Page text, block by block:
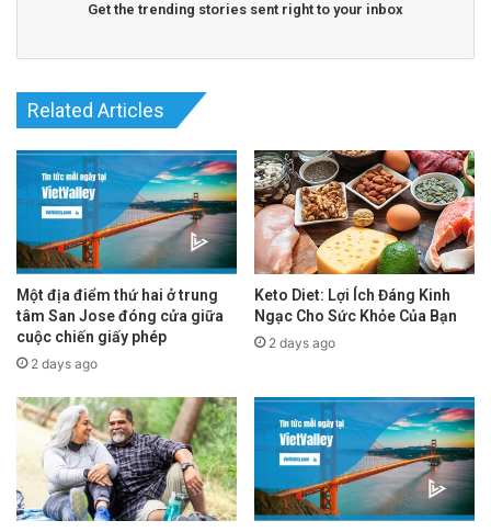
Nghiên cứu được thực hiện bởi một nhóm các
nhà nghiên cứu, đã theo dõi hơn 45,000 người
tham gia Nghiên Cứu Sức Khỏe của Y Tá
(Nurses’ Health Study) trong 20 năm để kiểm
tra tác động của hành vi ít vận động và hoạt
động thể chất nhẹ nhàng đối với quá trình lão
hóa khỏe mạnh.
Get the trending stories sent right to your inbox
Related Articles
Một địa điểm thứ hai ở trung
tâm San Jose đóng cửa giữa
cuộc chiến giấy phép
2 days ago
Keto Diet: Lợi Ích Đáng Kinh
Ngạc Cho Sức Khỏe Của Bạn
2 days ago